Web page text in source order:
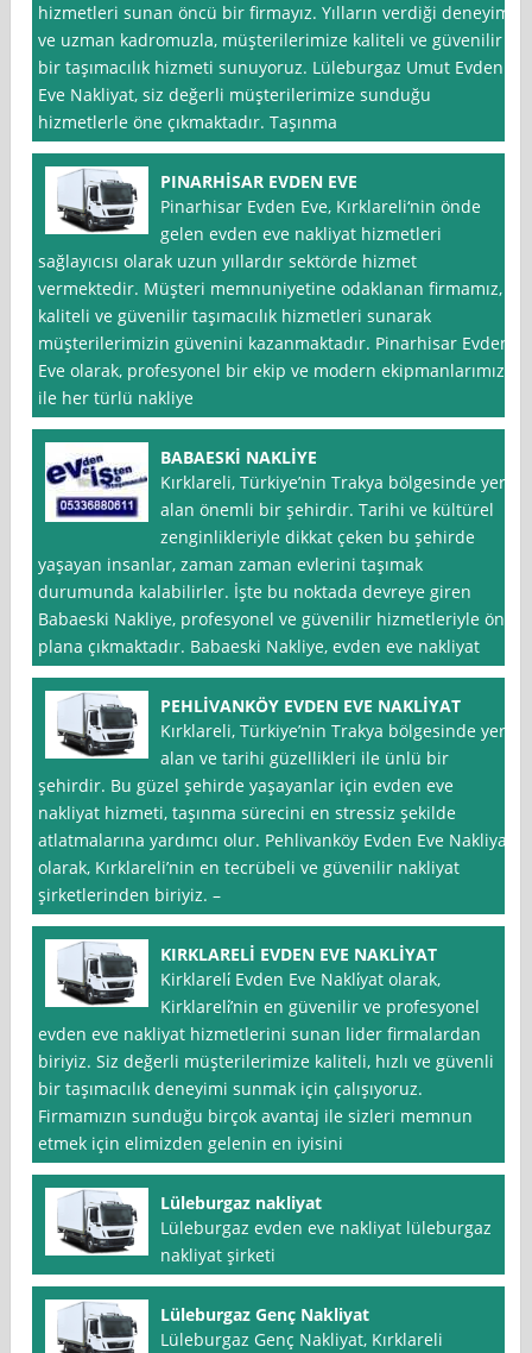
hizmetleri sunan öncü bir firmayız. Yılların verdiği deneyim
ve uzman kadromuzla, müşterilerimize kaliteli ve güvenilir
bir taşımacılık hizmeti sunuyoruz. Lüleburgaz Umut Evden
Eve Nakliyat, siz değerli müşterilerimize sunduğu
hizmetlerle öne çıkmaktadır. Taşınma
PINARHİSAR EVDEN EVE
Pinarhisar Evden Eve, Kırklareli‘nin önde
gelen evden eve nakliyat hizmetleri
sağlayıcısı olarak uzun yıllardır sektörde hizmet
vermektedir. Müşteri memnuniyetine odaklanan firmamız,
kaliteli ve güvenilir taşımacılık hizmetleri sunarak
müşterilerimizin güvenini kazanmaktadır. Pinarhisar Evden
Eve olarak, profesyonel bir ekip ve modern ekipmanlarımız
ile her türlü nakliye
BABAESKİ NAKLİYE
Kırklareli, Türkiye’nin Trakya bölgesinde yer
alan önemli bir şehirdir. Tarihi ve kültürel
zenginlikleriyle dikkat çeken bu şehirde
yaşayan insanlar, zaman zaman evlerini taşımak
durumunda kalabilirler. İşte bu noktada devreye giren
Babaeski Nakliye, profesyonel ve güvenilir hizmetleriyle ön
plana çıkmaktadır. Babaeski Nakliye, evden eve nakliyat
PEHLİVANKÖY EVDEN EVE NAKLİYAT
Kırklareli, Türkiye’nin Trakya bölgesinde yer
alan ve tarihi güzellikleri ile ünlü bir
şehirdir. Bu güzel şehirde yaşayanlar için evden eve
nakliyat hizmeti, taşınma sürecini en stressiz şekilde
atlatmalarına yardımcı olur. Pehlivanköy Evden Eve Nakliyat
olarak, Kırklareli’nin en tecrübeli ve güvenilir nakliyat
şirketlerinden biriyiz. –
KIRKLARELİ EVDEN EVE NAKLİYAT
Kirklareli̇ Evden Eve Nakli̇yat olarak,
Kirklareli̇’nin en güvenilir ve profesyonel
evden eve nakliyat hizmetlerini sunan lider firmalardan
biriyiz. Siz değerli müşterilerimize kaliteli, hızlı ve güvenli
bir taşımacılık deneyimi sunmak için çalışıyoruz.
Firmamızın sunduğu birçok avantaj ile sizleri memnun
etmek için elimizden gelenin en iyisini
Lüleburgaz nakliyat
Lüleburgaz evden eve nakliyat lüleburgaz
nakliyat şirketi
Lüleburgaz Genç Nakliyat
Lüleburgaz Genç Nakliyat, Kırklareli